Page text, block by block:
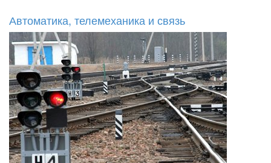
Автоматика, телемеханика и связь